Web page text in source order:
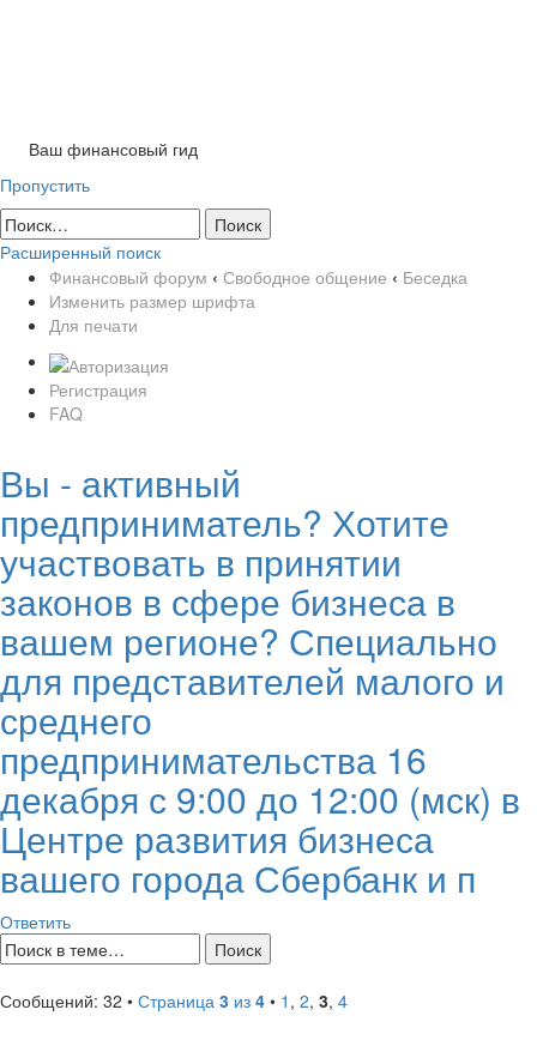
Ваш финансовый гид
Пропустить
Расширенный поиск
Финансовый форум ‹ Свободное общение ‹ Беседка
Изменить размер шрифта
Для печати
Регистрация
FAQ
Вы - активный
предприниматель? Хотите
участвовать в принятии
законов в сфере бизнеса в
вашем регионе? Специально
для представителей малого и
среднего
предпринимательства 16
декабря с 9:00 до 12:00 (мск) в
Центре развития бизнеса
вашего города Сбербанк и п
Ответить
Сообщений: 32 • Страница 3 из 4 • 1 , 2, 3, 4